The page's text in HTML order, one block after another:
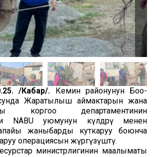
/Кабар/. Кемин районунун Боо-
Жаратылыш аймактарын жана
коргоо департаментинин
NABU уюмунун өкүлдөрү менен
жаныбарды куткаруу боюнча
операциясын жүргүзүштү.
министрлигинин маалыматы